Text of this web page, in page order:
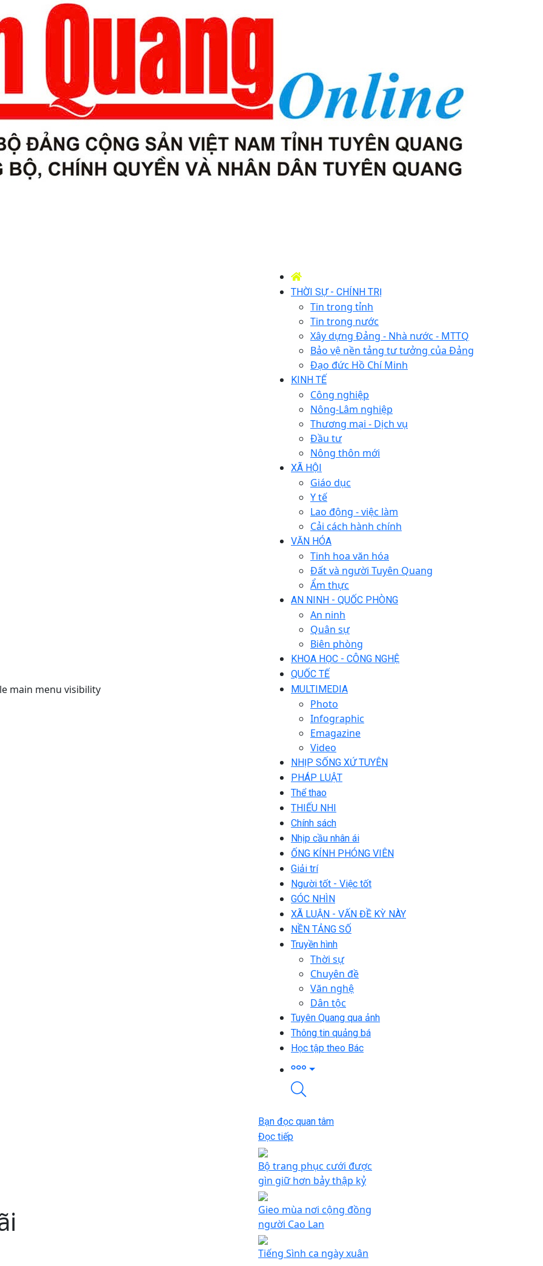
main menu visibility
THỜI SỰ - CHÍNH TRỊ
Tin trong tỉnh
Tin trong nước
Xây dựng Đảng - Nhà nước - MTTQ
Bảo vệ nền tảng tư tưởng của Đảng
Đạo đức Hồ Chí Minh
KINH TẾ
Công nghiệp
Nông-Lâm nghiệp
Thương mại - Dịch vụ
Đầu tư
Nông thôn mới
XÃ HỘI
Giáo dục
Y tế
Lao động - việc làm
Cải cách hành chính
VĂN HÓA
Tinh hoa văn hóa
Đất và người Tuyên Quang
Ẩm thực
AN NINH - QUỐC PHÒNG
An ninh
Quân sự
Biên phòng
KHOA HỌC - CÔNG NGHỆ
QUỐC TẾ
MULTIMEDIA
Photo
Infographic
Emagazine
Video
NHỊP SỐNG XỨ TUYÊN
PHÁP LUẬT
Thể thao
THIẾU NHI
Chính sách
Nhịp cầu nhân ái
ỐNG KÍNH PHÓNG VIÊN
Giải trí
Người tốt - Việc tốt
GÓC NHÌN
XÃ LUẬN - VẤN ĐỀ KỲ NÀY
NỀN TẢNG SỐ
Truyền hình
Thời sự
Chuyên đề
Văn nghệ
Dân tộc
Tuyên Quang qua ảnh
Thông tin quảng bá
Học tập theo Bác
Bạn đọc quan tâm
Đọc tiếp
Bộ trang phục cưới được
gìn giữ hơn bảy thập kỷ
Gieo mùa nơi cộng đồng
người Cao Lan
Tiếng Sình ca ngày xuân